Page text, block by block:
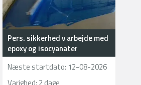
Pers. sikkerhed v arbejde med
epoxy og isocyanater
Næste startdato:12-08-2026
Varighed: 2 dage